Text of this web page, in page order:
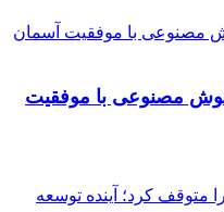
هوش مصنوعی با موفقیت